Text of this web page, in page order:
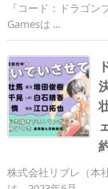
『コード：ドラゴ
Gamesは ...
株式会社リブレ（本